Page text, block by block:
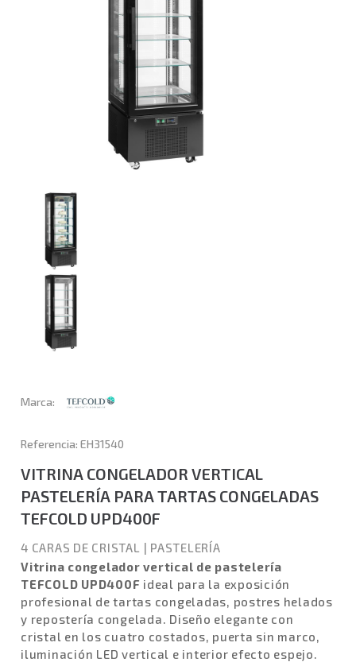
Marca:
Referencia: EH31540
VITRINA CONGELADOR VERTICAL
PASTELERÍA PARA TARTAS CONGELADAS
TEFCOLD UPD400F
4 CARAS DE CRISTAL | PASTELERÍA
Vitrina congelador vertical de pastelería
TEFCOLD UPD400F ideal para la exposición
profesional de tartas congeladas, postres helados
y repostería congelada. Diseño elegante con
cristal en los cuatro costados, puerta sin marco,
iluminación LED vertical e interior efecto espejo.